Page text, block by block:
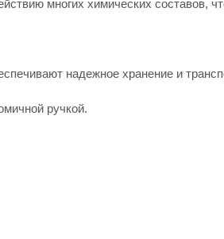
многих химических составов,
надежное хранение и
ручкой.